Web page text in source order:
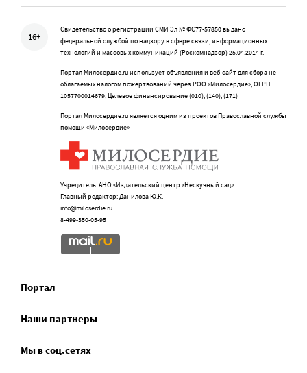
16+
Свидетельство о регистрации СМИ Эл № ФС77-57850 выдано
федеральной службой по надзору в сфере связи, информационных
технологий и массовых коммуникаций (Роскомнадзор) 25.04.2014 г.
Портал Милосердие.ru использует объявления и веб-сайт для сбора не
облагаемых налогом пожертвований через РОО «Милосердие», ОГРН
1057700014679, Целевое финансирование (010), (140), (171)
Портал Милосердие.ru является одним из проектов Православной службы
помощи «Милосердие»
Учредитель: АНО «Издательский центр «Нескучный сад»
Главный редактор: Данилова Ю.К.
info@miloserdie.ru
8-499-350-05-95
Портал
Наши партнеры
Мы в соц.сетях